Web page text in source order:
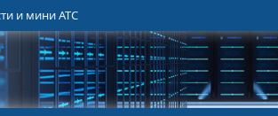
и мини АТС